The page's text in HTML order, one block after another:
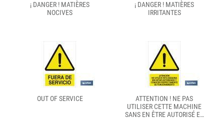
¡ DANGER ! MATIÈRES
NOCIVES
¡ DANGER ! MATIÈRES
IRRITANTES
OUT OF SERVICE
ATTENTION ! NE PAS
UTILISER CETTE MACHINE
SANS EN ÊTRE AUTORISÉ ET